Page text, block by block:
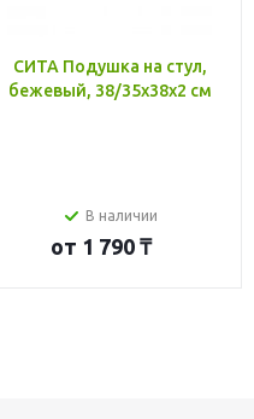
СИТА Подушка на стул,
бежевый, 38/35x38x2 см
В наличии
от 1 790 ₸